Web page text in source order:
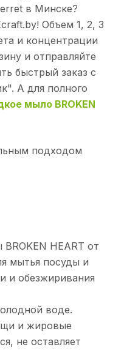
в Минске?
Объем 1, 2, 3
и концентрации
и отправляйте
быстрый заказ с
А для полного
мыло BROKEN
подходом
HEART от
мытья посуды и
и обезжиривания
воде.
и жировые
не оставляет